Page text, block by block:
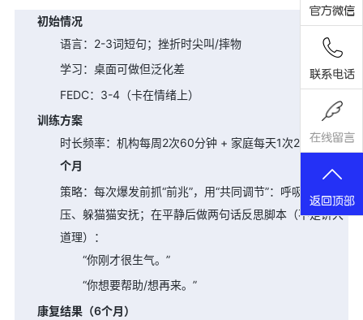
初始情况
语言：2-3词短句；挫折时尖叫/摔物
学习：桌面可做但泛化差
FEDC：3-4（卡在情绪上）
训练方案
时长频率：机构每周2次60分钟 + 家庭每天1次20分钟，6
个月
策略：每次爆发前抓“前兆”，用“共同调节”：呼吸、抱枕
压、躲猫猫安抚；在平静后做两句话反思脚本（不是讲大
道理）：
“你刚才很生气。”
“你想要帮助/想再来。”
康复结果（6个月）
官方微信
联系电话
在线留言
返回顶部